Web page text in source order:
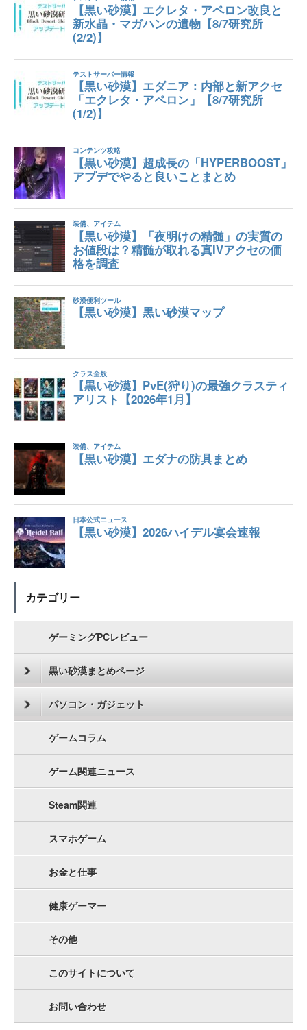
カテゴリー
ゲーミングPCレビュー
黒い砂漠まとめページ
パソコン・ガジェット
ゲームコラム
ゲーム関連ニュース
Steam関連
スマホゲーム
お金と仕事
健康ゲーマー
その他
このサイトについて
お問い合わせ